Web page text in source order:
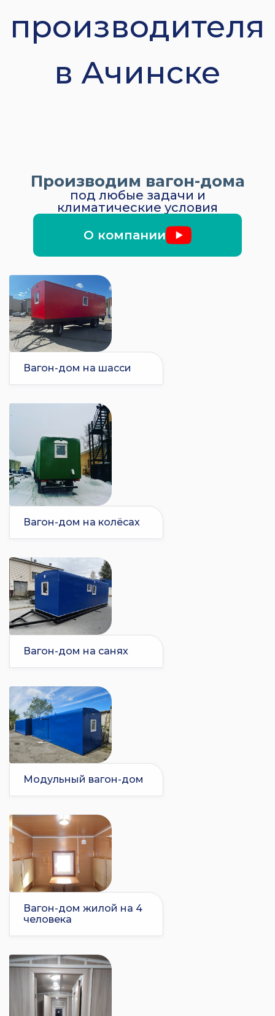
производителя
в Ачинске
Производим вагон-дома
под любые задачи и
климатические условия
О компании
Вагон-дом на шасси
Вагон-дом на колёсах
Вагон-дом на санях
Модульный вагон-дом
Вагон-дом жилой на 4
человека